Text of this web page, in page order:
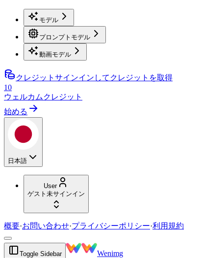
モデル
プロンプトモデル
動画モデル
クレジット サインインしてクレジットを取得
10
ウェルカムクレジット
始める
日本語
User
ゲスト 未サインイン
概要·お問い合わせ·プライバシーポリシー·利用規約
Toggle Sidebar Wenimg